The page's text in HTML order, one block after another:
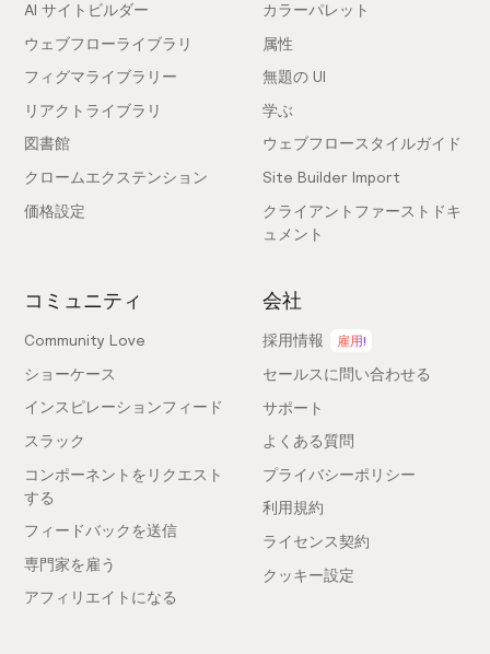
AI サイトビルダー
ウェブフローライブラリ
フィグマライブラリー
リアクトライブラリ
図書館
クロームエクステンション
価格設定
カラーパレット
属性
無題の UI
学ぶ
ウェブフロースタイルガイド
Site Builder Import
クライアントファーストドキ
ュメント
コミュニティ
Community Love
ショーケース
インスピレーションフィード
スラック
コンポーネントをリクエスト
する
フィードバックを送信
専門家を雇う
アフィリエイトになる
会社
採用情報 雇用!
セールスに問い合わせる
サポート
よくある質問
プライバシーポリシー
利用規約
ライセンス契約
クッキー設定